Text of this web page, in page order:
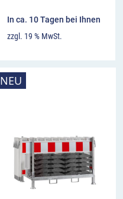
In ca. 10 Tagen bei Ihnen
zzgl. 19 % MwSt.
NEU